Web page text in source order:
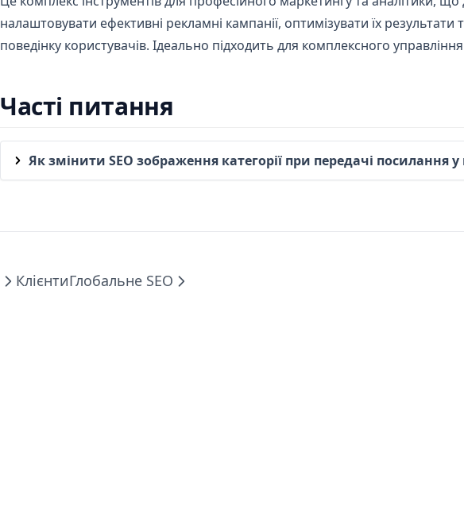
налаштовувати ефективні рекламні кампанії, оптимізувати їх результати
поведінку користувачів. Ідеально підходить для комплексного
Часті питання
Як змінити SEO зображення категорії при передачі посилання
КлієнтиГлобальне SEO